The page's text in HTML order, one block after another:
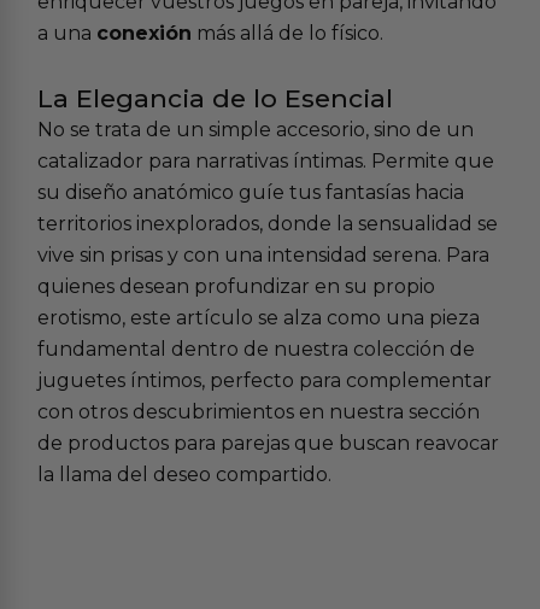
a una conexión más allá de lo físico.
La Elegancia de lo Esencial
No se trata de un simple accesorio, sino de un
catalizador para narrativas íntimas. Permite que
su diseño anatómico guíe tus fantasías hacia
territorios inexplorados, donde la sensualidad se
vive sin prisas y con una intensidad serena. Para
quienes desean profundizar en su propio
erotismo, este artículo se alza como una pieza
fundamental dentro de nuestra colección de
juguetes íntimos, perfecto para complementar
con otros descubrimientos en nuestra sección
de productos para parejas que buscan reavocar
la llama del deseo compartido.